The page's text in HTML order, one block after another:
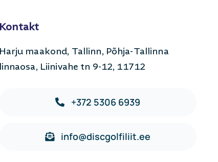
Kontakt
Harju maakond, Tallinn, Põhja-Tallinna
linnaosa, Liinivahe tn 9-12, 11712
+372 5306 6939
info@discgolfiliit.ee